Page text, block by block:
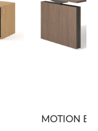
MOTION